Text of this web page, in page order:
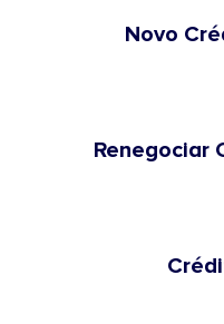
Novo
Renegociar